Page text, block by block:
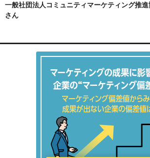
一般社団法人コミュニティマーケティング推
さん